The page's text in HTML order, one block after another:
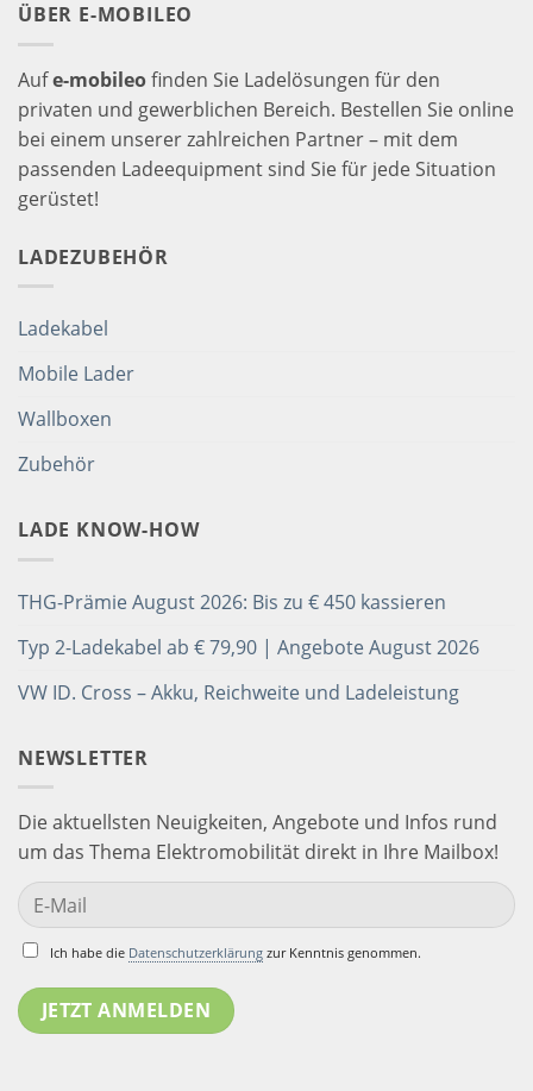
ÜBER E-MOBILEO
Aufe-mobileofinden Sie Ladelösungen für den
privaten und gewerblichen Bereich. Bestellen Sie online
bei einem unserer zahlreichen Partner – mit dem
passenden Ladeequipment sind Sie für jede Situation
gerüstet!
LADEZUBEHÖR
Ladekabel
Mobile Lader
Wallboxen
Zubehör
LADE KNOW-HOW
THG-Prämie August 2026: Bis zu € 450 kassieren
Typ 2-Ladekabel ab € 79,90 | Angebote August 2026
VW ID. Cross – Akku, Reichweite und Ladeleistung
NEWSLETTER
Die aktuellsten Neuigkeiten, Angebote und Infos rund
um das Thema Elektromobilität direkt in Ihre Mailbox!
Ich habe die Datenschutzerklärungzur Kenntnis genommen.